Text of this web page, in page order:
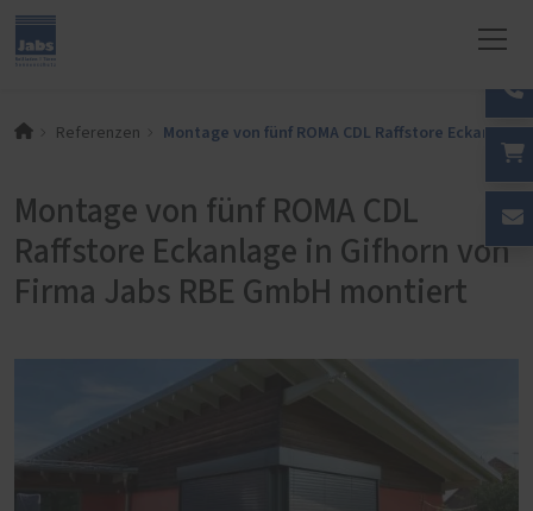
Referenzen Montage von fünf ROMA CDL Raffstore
Montage von fünf ROMA CDL
Raffstore Eckanlage in Gifhorn von
Firma Jabs RBE GmbH montiert